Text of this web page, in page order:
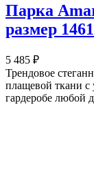
Парка
размер
5 485 ₽
Трендовое
плащевой ткани c
гардеробе любой